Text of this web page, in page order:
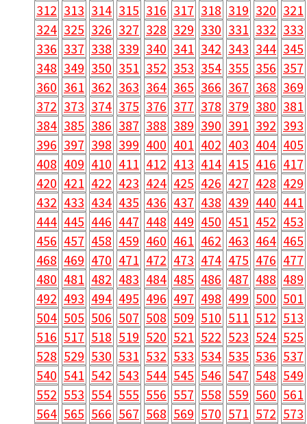
312 313 314 315 316 317 318 319 320 321
324 325 326 327 328 329 330 331 332 333
336 337 338 339 340 341 342 343 344 345
348 349 350 351 352 353 354 355 356 357
360 361 362 363 364 365 366 367 368 369
372 373 374 375 376 377 378 379 380 381
384 385 386 387 388 389 390 391 392 393
396 397 398 399 400 401 402 403 404 405
408 409 410 411 412 413 414 415 416 417
420 421 422 423 424 425 426 427 428 429
432 433 434 435 436 437 438 439 440 441
444 445 446 447 448 449 450 451 452 453
456 457 458 459 460 461 462 463 464 465
468 469 470 471 472 473 474 475 476 477
480 481 482 483 484 485 486 487 488 489
492 493 494 495 496 497 498 499 500 501
504 505 506 507 508 509 510 511 512 513
516 517 518 519 520 521 522 523 524 525
528 529 530 531 532 533 534 535 536 537
540 541 542 543 544 545 546 547 548 549
552 553 554 555 556 557 558 559 560 561
564 565 566 567 568 569 570 571 572 573